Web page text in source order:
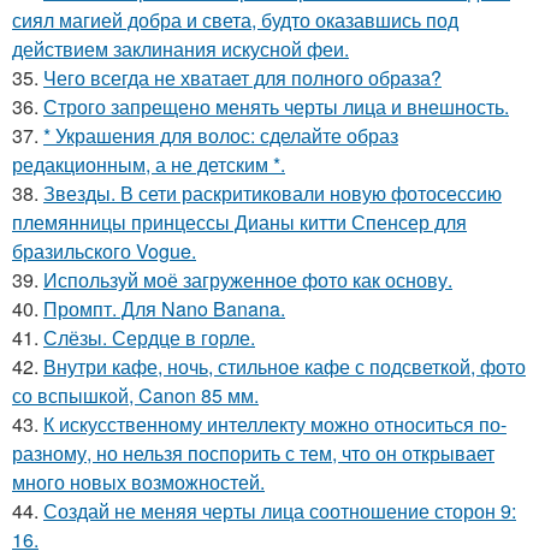
сиял магией добра и света, будто оказавшись под
действием заклинания искусной феи.
35. Чего всегда не хватает для полного образа?
36. Строго запрещено менять черты лица и внешность.
37. * Украшения для волос: сделайте образ
редакционным, а не детским *.
38. Звезды. В сети раскритиковали новую фотосессию
племянницы принцессы Дианы китти Спенсер для
бразильского Vogue.
39. Используй моё загруженное фото как основу.
40. Промпт. Для Nano Banana.
41. Слёзы. Сердце в горле.
42. Внутри кафе, ночь, стильное кафе с подсветкой, фото
со вспышкой, Canon 85 мм.
43. К искусственному интеллекту можно относиться по-
разному, но нельзя поспорить с тем, что он открывает
много новых возможностей.
44. Создай не меняя черты лица соотношение сторон 9:
16.